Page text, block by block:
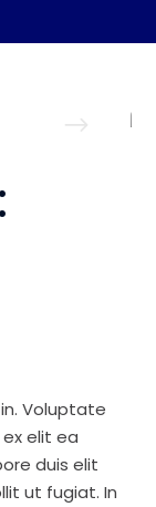
Voluptate
elit ea
duis elit
ut fugiat. In